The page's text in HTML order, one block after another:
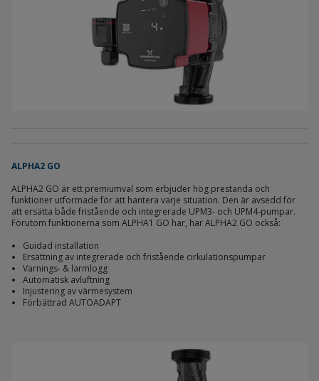
ALPHA2 GO
ALPHA2 GO är ett premiumval som erbjuder hög prestanda och
funktioner utformade för att hantera varje situation. Den är avsedd för
att ersätta både fristående och integrerade UPM3- och UPM4-pumpar.
Förutom funktionerna som ALPHA1 GO har, har ALPHA2 GO också:
Guidad installation
Ersättning av integrerade och fristående cirkulationspumpar
Varnings- & larmlogg
Automatisk avluftning
Injustering av värmesystem
Förbättrad AUTOADAPT